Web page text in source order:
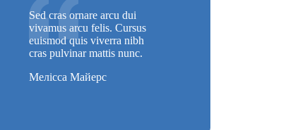
Sed cras ornare arcu dui
vivamus arcu felis. Cursus
euismod quis viverra nibh
cras pulvinar mattis nunc.
Мелісса Майерс